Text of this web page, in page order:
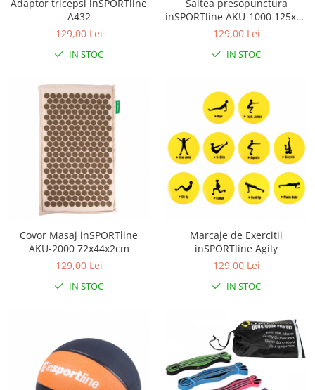
Adaptor tricepsi inSPORTline
A432
129,00 Lei
IN STOC
Saltea presopunctura
inSPORTline AKU-1000 125x50
cm
129,00 Lei
IN STOC
Covor Masaj inSPORTline
AKU-2000 72x44x2cm
129,00 Lei
IN STOC
Marcaje de Exercitii
inSPORTline Agily
129,00 Lei
IN STOC